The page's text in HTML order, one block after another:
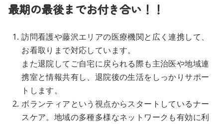
最期の最後までお付き合い！！
訪問看護や藤沢エリアの医療機関と広く連携して、
お看取りまで対応しています。
また退院してご自宅に戻られる際も主治医や地域連
携室と情報共有し、退院後の生活をしっかりサポー
トします。
ボランティアという視点からスタートしているナー
スケア。地域の多種多様なネットワークも有効に利